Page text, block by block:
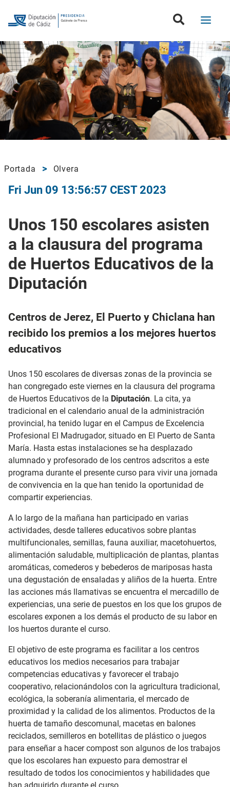
Portada Olvera
Fri Jun 09 13:56:57 CEST 2023
Unos 150 escolares asisten
a la clausura del programa
de Huertos Educativos de la
Diputación
Centros de Jerez, El Puerto y Chiclana han
recibido los premios a los mejores huertos
educativos
Unos 150 escolares de diversas zonas de la provincia se
han congregado este viernes en la clausura del programa
de Huertos Educativos de la Diputación. La cita, ya
tradicional en el calendario anual de la administración
provincial, ha tenido lugar en el Campus de Excelencia
Profesional El Madrugador, situado en El Puerto de Santa
María. Hasta estas instalaciones se ha desplazado
alumnado y profesorado de los centros adscritos a este
programa durante el presente curso para vivir una jornada
de convivencia en la que han tenido la oportunidad de
compartir experiencias.
A lo largo de la mañana han participado en varias
actividades, desde talleres educativos sobre plantas
multifuncionales, semillas, fauna auxiliar, macetohuertos,
alimentación saludable, multiplicación de plantas, plantas
aromáticas, comederos y bebederos de mariposas hasta
una degustación de ensaladas y aliños de la huerta. Entre
las acciones más llamativas se encuentra el mercadillo de
experiencias, una serie de puestos en los que los grupos de
escolares exponen a los demás el producto de su labor en
los huertos durante el curso.
El objetivo de este programa es facilitar a los centros
educativos los medios necesarios para trabajar
competencias educativas y favorecer el trabajo
cooperativo, relacionándolos con la agricultura tradicional,
ecológica, la soberanía alimentaria, el mercado de
proximidad y la calidad de los alimentos. Productos de la
huerta de tamaño descomunal, macetas en balones
reciclados, semilleros en botellitas de plástico o juegos
para enseñar a hacer compost son algunos de los trabajos
que los escolares han expuesto para demostrar el
resultado de todos los conocimientos y habilidades que